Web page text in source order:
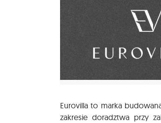
Eurovilla to marka
zakresie doradztwa przy